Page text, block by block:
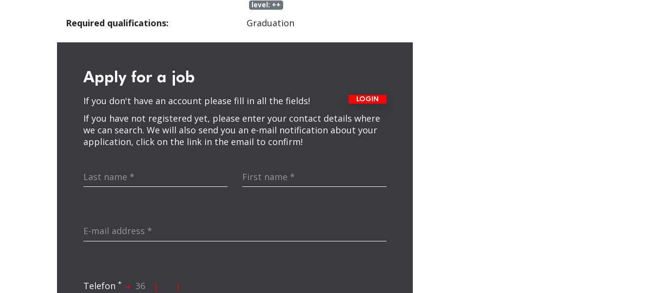
level: ++
Required qualifications: Graduation
Apply for a job
If you don't have an account please fill in all the fields! LOGIN
If you have not registered yet, please enter your contact details where
we can search. We will also send you an e-mail notification about your
application, click on the link in the email to confirm!
Last name * First name *
E-mail address *
Telefon * + ( )